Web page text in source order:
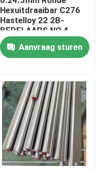
Hexuitdraaibar C276
Hastelloy 22 2B-
BEDELAARS NO.4
Aanvraag sturen